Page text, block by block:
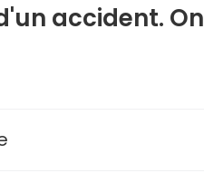
accident. On